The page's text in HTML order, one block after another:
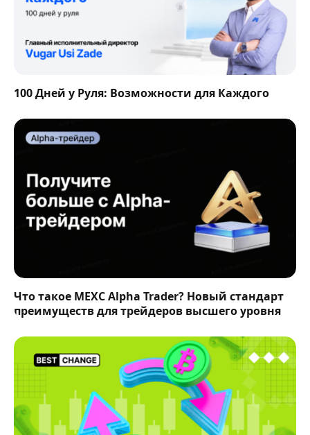
100 Дней у Руля: Возможности для Каждого
Что такое MEXC Alpha Trader? Новый стандарт
преимуществ для трейдеров высшего уровня